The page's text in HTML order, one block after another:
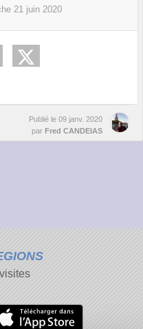
21 juin 2020
Publié le 09 janv. 2020
par Fred CANDEIAS
visites